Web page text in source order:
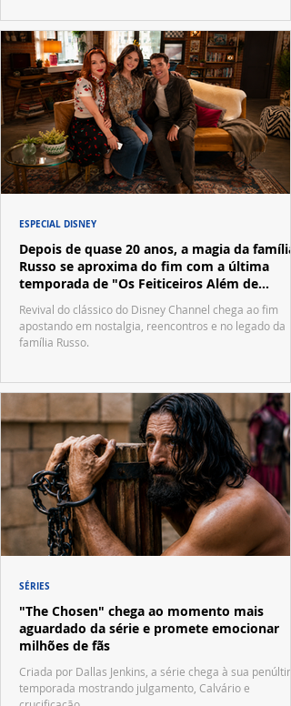
Depois de quase 20 anos, a magia da família
Russo se aproxima do fim com a última
temporada de "Os Feiticeiros Além de
Waverly Place"
Revival do clássico do Disney Channel chega ao fim
apostando em nostalgia, reencontros e no legado da
família Russo.
ESPECIAL DISNEY
"The Chosen" chega ao momento mais
aguardado da série e promete emocionar
milhões de fãs
Criada por Dallas Jenkins, a série chega à sua
temporada mostrando julgamento, Calvário e
SÉRIES